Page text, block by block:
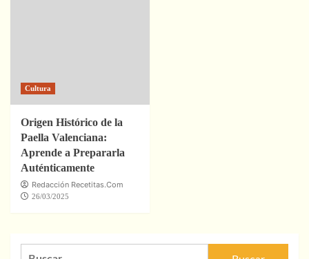
Cultura
Origen Histórico de la
Paella Valenciana:
Aprende a Prepararla
Auténticamente
Redacción Recetitas.Com
26/03/2025